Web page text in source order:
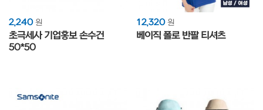
2,240 원
초극세사 기업홍보 손수건
50*50
12,320 원
베이직 폴로 반팔 티셔츠